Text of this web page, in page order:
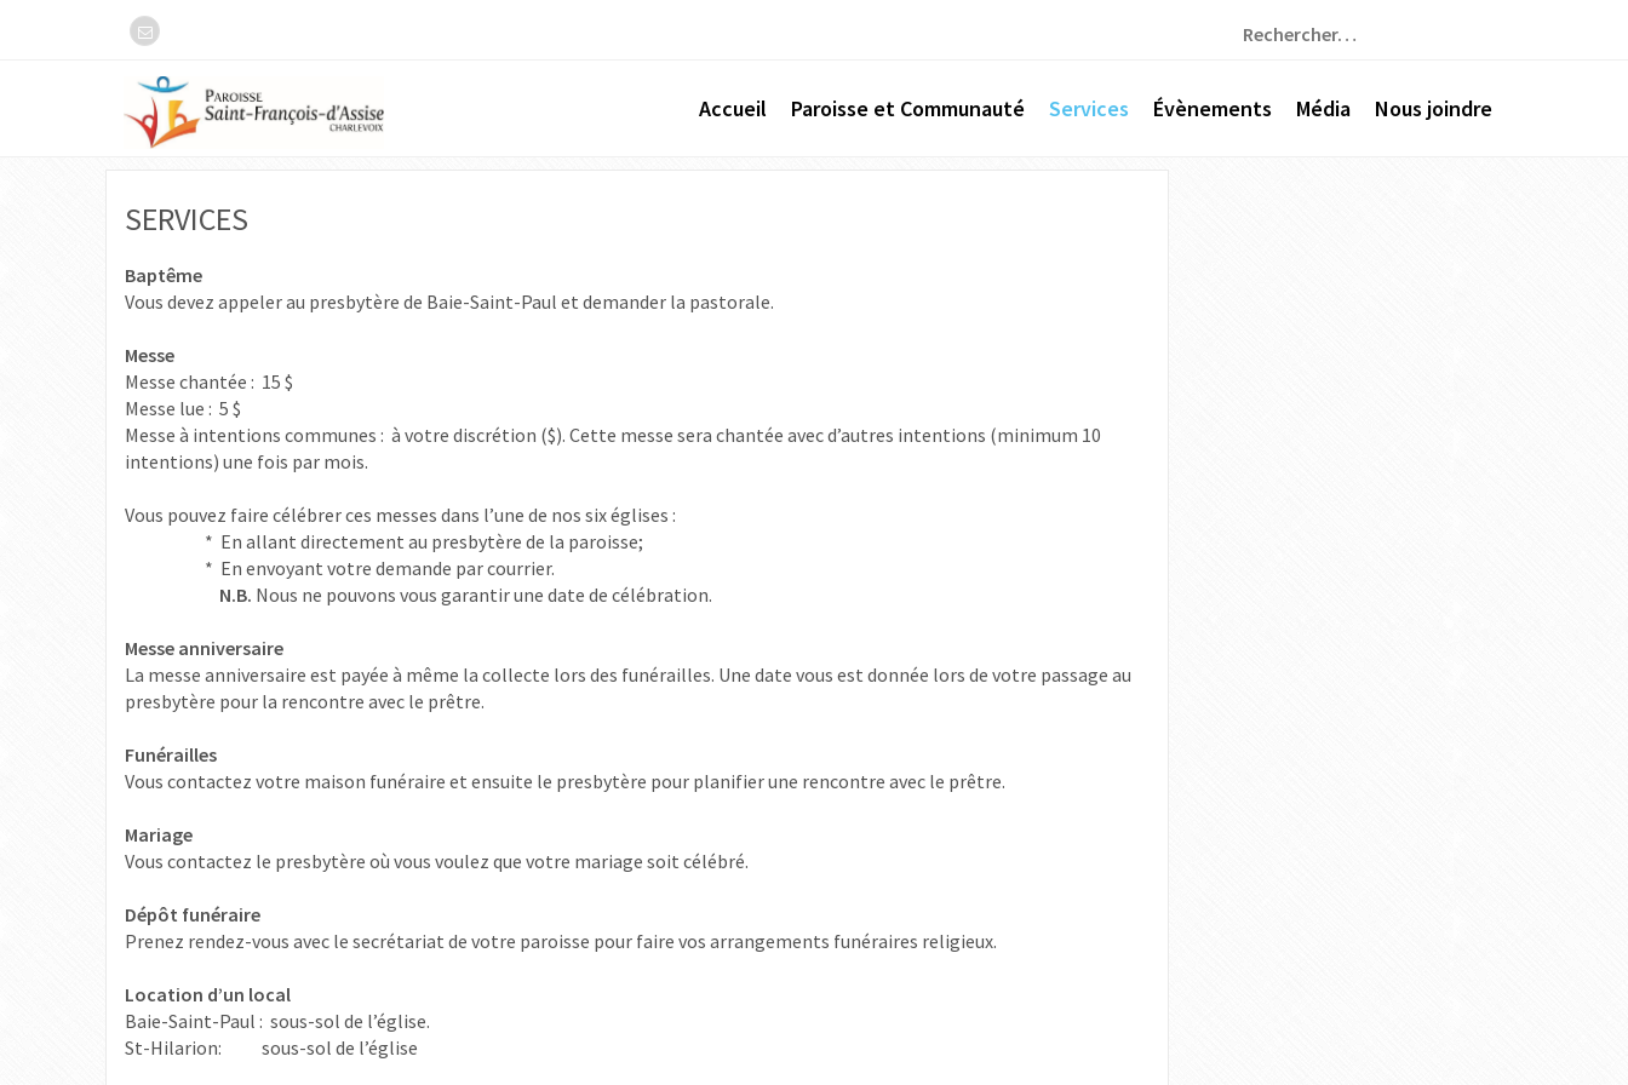
Rechercher :
Accueil Paroisse et Communauté Services Évènements Média Nous joindre
SERVICES
Baptême
Vous devez appeler au presbytère de Baie-Saint-Paul et demander la pastorale.
Messe
Messe chantée : 15 $
Messe lue : 5 $
Messe à intentions communes : à votre discrétion ($). Cette messe sera chantée avec d’autres intentions (minimum 10
intentions) une fois par mois.
Vous pouvez faire célébrer ces messes dans l’une de nos six églises :
* En allant directement au presbytère de la paroisse;
* En envoyant votre demande par courrier.
N.B. Nous ne pouvons vous garantir une date de célébration.
Messe anniversaire
La messe anniversaire est payée à même la collecte lors des funérailles. Une date vous est donnée lors de votre passage au
presbytère pour la rencontre avec le prêtre.
Funérailles
Vous contactez votre maison funéraire et ensuite le presbytère pour planifier une rencontre avec le prêtre.
Mariage
Vous contactez le presbytère où vous voulez que votre mariage soit célébré.
Dépôt funéraire
Prenez rendez-vous avec le secrétariat de votre paroisse pour faire vos arrangements funéraires religieux.
Location d’un local
Baie-Saint-Paul : sous-sol de l’église.
St-Hilarion: sous-sol de l’église